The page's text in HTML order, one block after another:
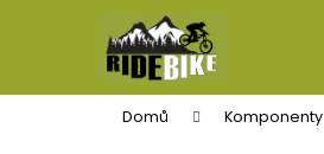
Domů Komponenty
í
Zpět
do
obchodu
Zpět
do
obchodu